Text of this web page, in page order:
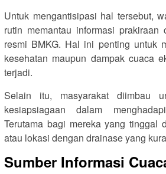
Untuk mengantisipasi hal tersebut,
rutin memantau informasi prakiraan
resmi BMKG. Hal ini penting untuk
kesehatan maupun dampak cuaca
terjadi.
Selain itu, masyarakat diimbau
kesiapsiagaan dalam
Terutama bagi mereka yang tinggal
atau lokasi dengan drainase yang
Sumber Informasi